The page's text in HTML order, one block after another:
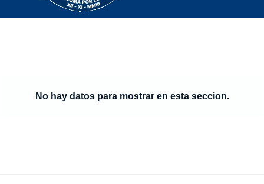
No hay datos para mostrar en esta seccion.